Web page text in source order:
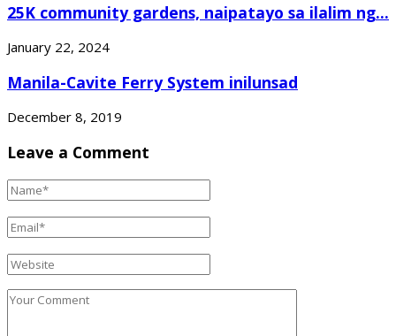
25K community gardens, naipatayo sa ilalim ng...
January 22, 2024
Manila-Cavite Ferry System inilunsad
December 8, 2019
Leave a Comment